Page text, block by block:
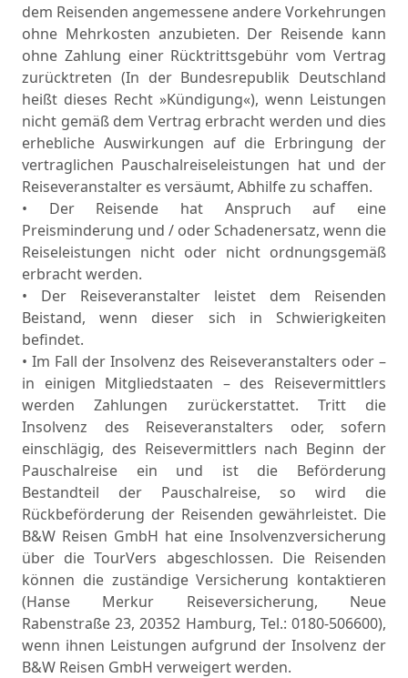
dem Reisenden angemessene andere Vorkehrungen
ohne Mehrkosten anzubieten. Der Reisende kann
ohne Zahlung einer Rücktrittsgebühr vom Vertrag
zurücktreten (In der Bundesrepublik Deutschland
heißt dieses Recht »Kündigung«), wenn Leistungen
nicht gemäß dem Vertrag erbracht werden und dies
erhebliche Auswirkungen auf die Erbringung der
vertraglichen Pauschalreiseleistungen hat und der
Reiseveranstalter es versäumt, Abhilfe zu schaffen.
• Der Reisende hat Anspruch auf eine
Preisminderung und / oder Schadenersatz, wenn die
Reiseleistungen nicht oder nicht ordnungsgemäß
erbracht werden.
• Der Reiseveranstalter leistet dem Reisenden
Beistand, wenn dieser sich in Schwierigkeiten
befindet.
• Im Fall der Insolvenz des Reiseveranstalters oder –
in einigen Mitgliedstaaten – des Reisevermittlers
werden Zahlungen zurückerstattet. Tritt die
Insolvenz des Reiseveranstalters oder, sofern
einschlägig, des Reisevermittlers nach Beginn der
Pauschalreise ein und ist die Beförderung
Bestandteil der Pauschalreise, so wird die
Rückbeförderung der Reisenden gewährleistet. Die
B&W Reisen GmbH hat eine Insolvenzversicherung
über die TourVers abgeschlossen. Die Reisenden
können die zuständige Versicherung kontaktieren
(Hanse Merkur Reiseversicherung, Neue
Rabenstraße 23, 20352 Hamburg, Tel.: 0180-506600),
wenn ihnen Leistungen aufgrund der Insolvenz der
B&W Reisen GmbH verweigert werden.